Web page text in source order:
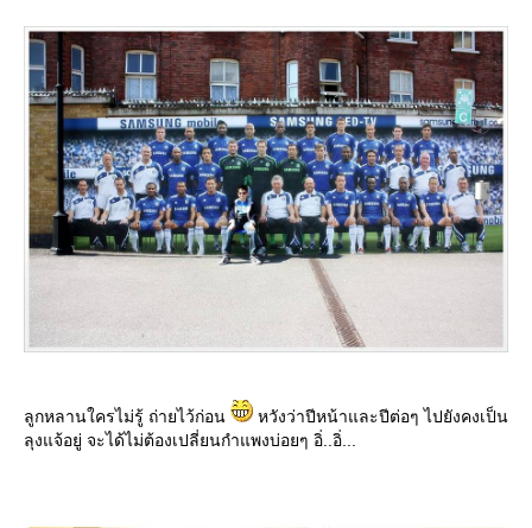
ลูกหลานใครไม่รู้ ถ่ายไว้ก่อน
หวังว่าปีหน้าและปีต่อๆ ไปยังคงเป็น
ลุงแจ้อยู่ จะได้ไม่ต้องเปลี่ยนกำแพงบ่อยๆ อิ่..อิ่...